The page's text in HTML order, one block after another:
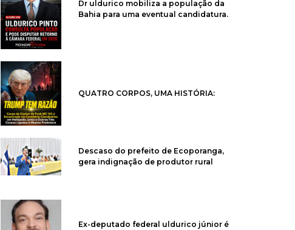
Dr uldurico mobiliza a população da
Bahia para uma eventual candidatura.
QUATRO CORPOS, UMA HISTÓRIA:
Descaso do prefeito de Ecoporanga,
gera indignação de produtor rural
Ex-deputado federal uldurico júnior é